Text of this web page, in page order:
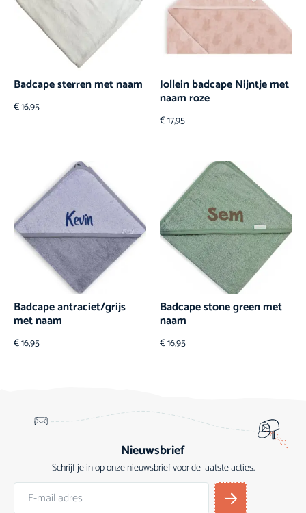
Badcape sterren met naam
€16,95
Jollein badcape Nijntje met
naam roze
€17,95
Badcape antraciet/grijs
met naam
€16,95
Badcape stone green met
naam
€16,95
Nieuwsbrief
Schrijf je in op onze nieuwsbrief voor de laatste acties.